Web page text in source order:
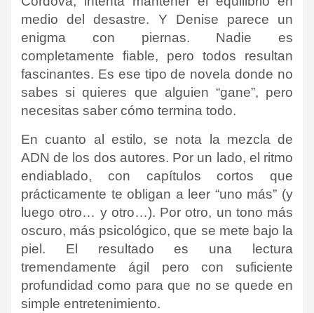
medio del desastre. Y Denise parece un
enigma con piernas. Nadie es
completamente fiable, pero todos resultan
fascinantes. Es ese tipo de novela donde no
sabes si quieres que alguien “gane”, pero
necesitas saber cómo termina todo.
En cuanto al estilo, se nota la mezcla de
ADN de los dos autores. Por un lado, el ritmo
endiablado, con capítulos cortos que
prácticamente te obligan a leer “uno más” (y
luego otro… y otro…). Por otro, un tono más
oscuro, más psicológico, que se mete bajo la
piel. El resultado es una lectura
tremendamente ágil pero con suficiente
profundidad como para que no se quede en
simple entretenimiento.